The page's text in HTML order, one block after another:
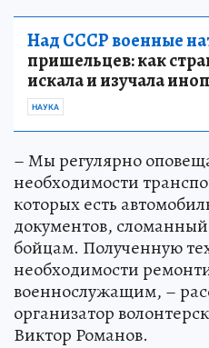
Над СССР военные
пришельцев: как
искала и изучала
НАУКА
– Мы регулярно
необходимости
которых есть
документов,
бойцам. Полученную
необходимости
военнослужащим, –
организатор
Виктор Романов.